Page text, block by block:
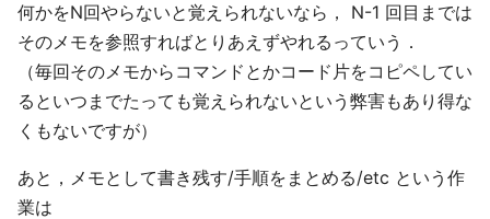
何かをN回やらないと覚えられないなら， N-1 回目までは
そのメモを参照すればとりあえずやれるっていう．
（毎回そのメモからコマンドとかコード片をコピペしてい
るといつまでたっても覚えられないという弊害もあり得な
くもないですが）
あと，メモとして書き残す/手順をまとめる/etc という作
業は